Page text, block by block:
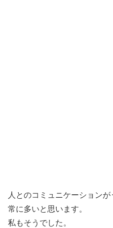
人とのコミュニケーション
常に多いと思います。
私もそうでした。